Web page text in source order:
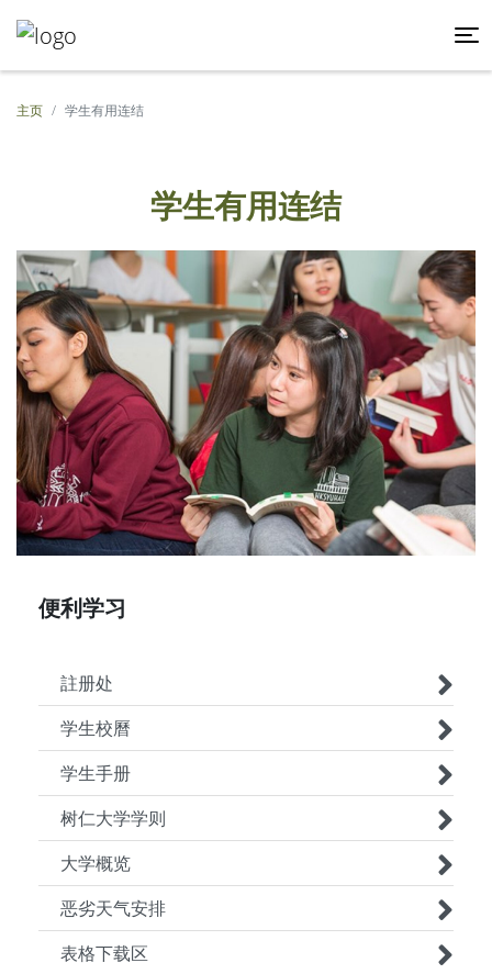
主页 学生有用连结
学生有用连结
便利学习
註册处
学生校曆
学生手册
树仁大学学则
大学概览
恶劣天气安排
表格下载区